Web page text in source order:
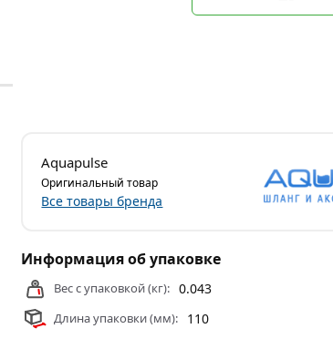
Aquapulse
Оригинальный товар
Все товары бренда
Информация об упаковке
Вес с упаковкой (кг): 0.043
Длина упаковки (мм): 110